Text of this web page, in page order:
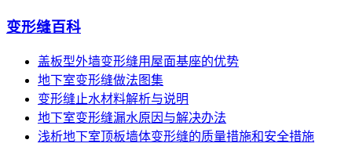
变形缝百科
盖板型外墙变形缝用屋面基座的优势
地下室变形缝做法图集
变形缝止水材料解析与说明
地下室变形缝漏水原因与解决办法
浅析地下室顶板墙体变形缝的质量措施和安全措施